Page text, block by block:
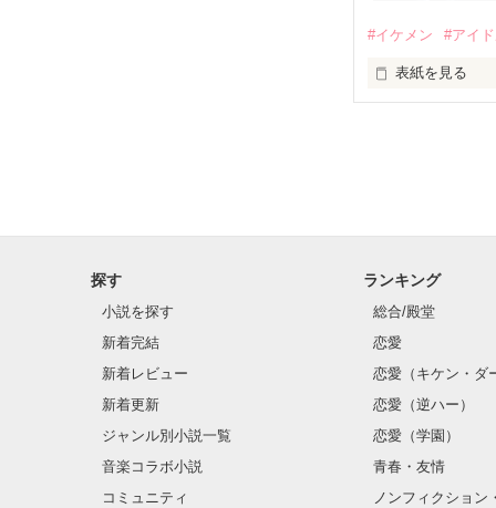
野いちご
総合 最高3位！
ジャンル別 最高
ありがとうござ
黒崎　零斗(く
龍牙・姫。
森本　一樹(も
龍牙・幹部。
滝井　遥(たき
龍牙・幹部。
#イケメン #アイ
表紙を見る
三人の姿に勇
恋、友情、
笑って、と
〜青春
探す
小説を探す
新着完結
新着レビュー
新着更新
ジャンル別小説一覧
音楽コラボ小説
コミュニティ
ランキング
総合/殿堂
恋愛
恋愛（キケン・ダ
恋愛（逆ハー）
恋愛（学園）
青春・友情
ノンフィクション